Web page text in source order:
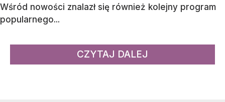
Wśród nowości znalazł się również kolejny program
popularnego...
CZYTAJ DALEJ